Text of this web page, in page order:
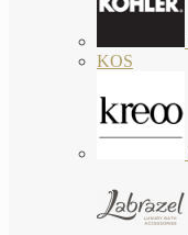
KOS